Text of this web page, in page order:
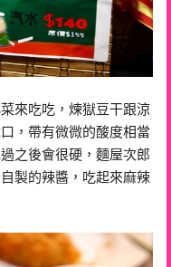
來吃吃，煉獄豆干跟涼
，帶有微微的酸度相當
之後會很硬，麵屋次郎
製的辣醬，吃起來麻辣